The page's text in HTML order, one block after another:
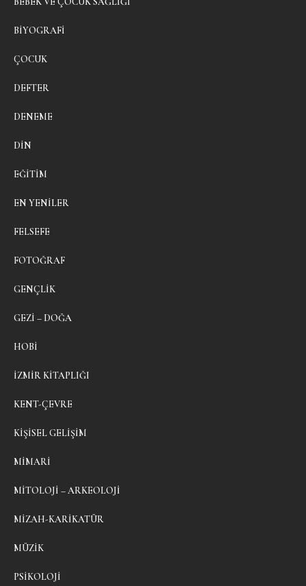
BIYOGRAFI
ÇOCUK
DEFTER
DENEME
DIN
EĞITIM
EN YENILER
FELSEFE
FOTOĞRAF
GENÇLIK
GEZI – DOĞA
HOBI
İZMIR KITAPLIĞI
KENT-ÇEVRE
KIŞISEL GELIŞIM
MIMARI
MITOLOJI – ARKEOLOJI
MIZAH-KARIKATÜR
MÜZIK
PSIKOLOJI